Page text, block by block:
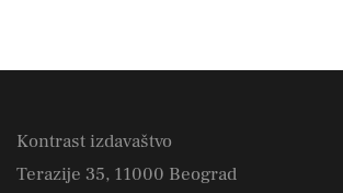
Kontrast izdavaštvo
Terazije 35, 11000 Beograd